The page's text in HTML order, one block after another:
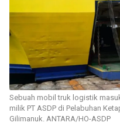
Sebuah mobil truk logistik
milik PT ASDP di Pelabuhan
Gilimanuk. ANTARA/HO-ASDP